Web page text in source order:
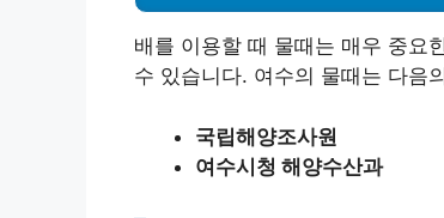
배를 이용할 때 물때는 매우 중요
수 있습니다. 여수의 물때는 다음
국립해양조사원
여수시청 해양수산과